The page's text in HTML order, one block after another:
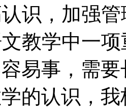
识，加强管
教学中一项
易事，需
的认识，